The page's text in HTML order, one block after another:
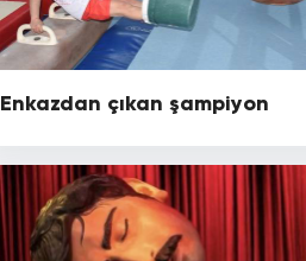
Enkazdan çıkan şampiyon